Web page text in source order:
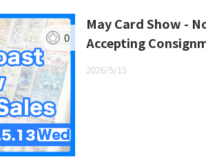
0
May Card Show -
Accepting
2026/5/15